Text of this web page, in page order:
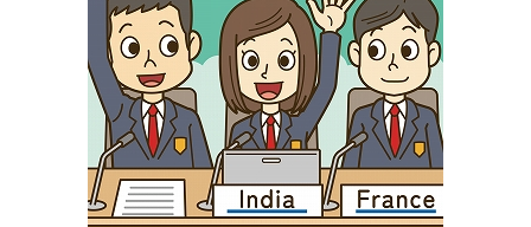
大学・短大以外の資料から請求
専門学校の資料請求 大学院の資料請求
留学・進学関連、塾・予備校
大学入学共通テスト「受験案
内」の請求